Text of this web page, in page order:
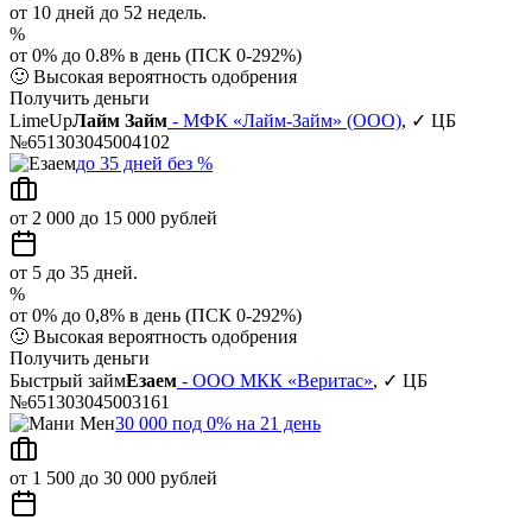
от 10 дней до 52 недель.
%
от 0% до 0.8% в день (ПСК 0-292%)
🙂 Высокая вероятность одобрения
Получить деньги
LimeUpЛайм Займ - МФК «Лайм-Займ» (ООО), ✓ ЦБ
№651303045004102
до 35 дней без %
от 2 000 до 15 000 рублей
от 5 до 35 дней.
%
от 0% до 0,8% в день (ПСК 0-292%)
🙂 Высокая вероятность одобрения
Получить деньги
Быстрый займЕзаем - ООО МКК «Веритас», ✓ ЦБ
№651303045003161
30 000 под 0% на 21 день
от 1 500 до 30 000 рублей